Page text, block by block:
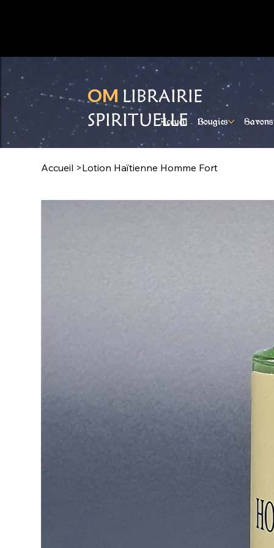
Accueil >Lotion Haïtienne Homme Fort
OM LIBRAIRIE
SPIRITUELLE
Accueil Bougies Savons